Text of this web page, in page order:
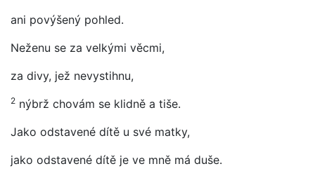
ani povýšený pohled.
Neženu se za velkými věcmi,
za divy, jež nevystihnu,
2 nýbrž chovám se klidně a tiše.
Jako odstavené dítě u své matky,
jako odstavené dítě je ve mně má duše.